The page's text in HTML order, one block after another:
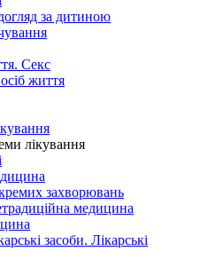
догляд за дитиною
Секс
життя
лікування
захворювань
медицина
засоби. Лікарські